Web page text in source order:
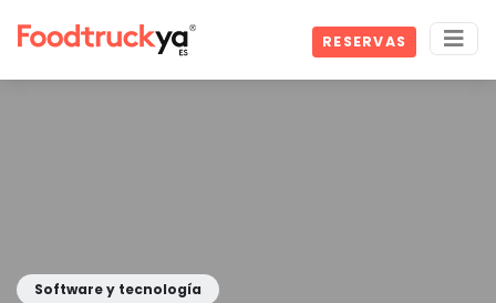
RESERVAS
Software y tecnología